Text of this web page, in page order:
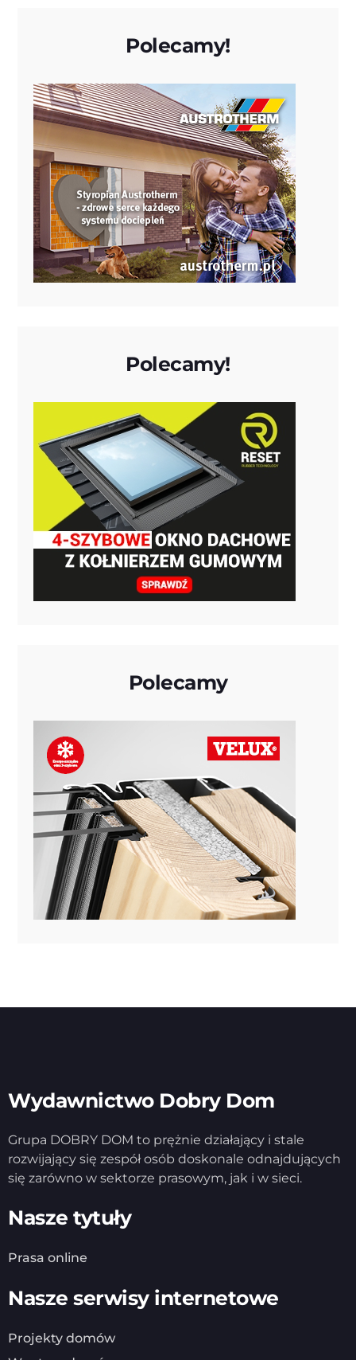
Polecamy!
Polecamy!
Polecamy
Wydawnictwo Dobry Dom
Grupa DOBRY DOM to prężnie działający i stale
rozwijający się zespół osób doskonale odnajdujących
się zarówno w sektorze prasowym, jak i w sieci.
Nasze tytuły
Prasa online
Nasze serwisy internetowe
Projekty domów